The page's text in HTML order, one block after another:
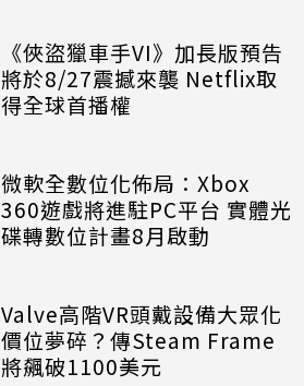
《俠盜獵車手VI》加長版預告
將於8/27震撼來襲 Netflix取
得全球首播權
微軟全數位化佈局：Xbox
360遊戲將進駐PC平台 實體光
碟轉數位計畫8月啟動
Valve高階VR頭戴設備大眾化
價位夢碎？傳Steam Frame
將飆破1100美元